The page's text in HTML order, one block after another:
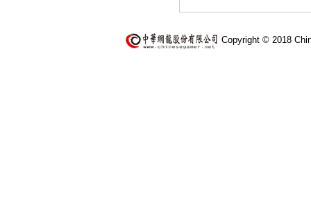
Copyright © 2018